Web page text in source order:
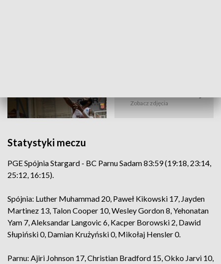
Zobacz zdjęcia
Statystyki meczu
PGE Spójnia Stargard - BC Parnu Sadam 83:59 (19:18, 23:14,
25:12, 16:15).
Spójnia: Luther Muhammad 20, Paweł Kikowski 17, Jayden
Martinez 13, Talon Cooper 10, Wesley Gordon 8, Yehonatan
Yam 7, Aleksandar Langovic 6, Kacper Borowski 2, Dawid
Słupiński 0, Damian Krużyński 0, Mikołaj Hensler 0.
Parnu: Ajiri Johnson 17, Christian Bradford 15, Okko Jarvi 10,